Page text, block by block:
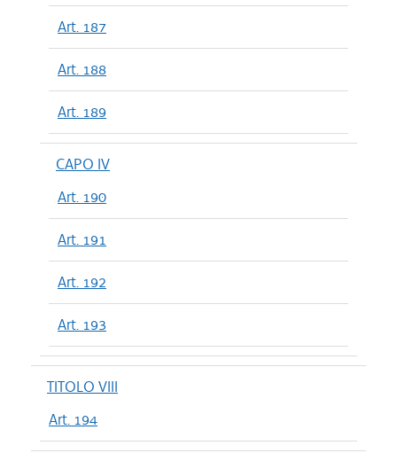
Art. 187
Art. 188
Art. 189
CAPO IV
Art. 190
Art. 191
Art. 192
Art. 193
TITOLO VIII
Art. 194